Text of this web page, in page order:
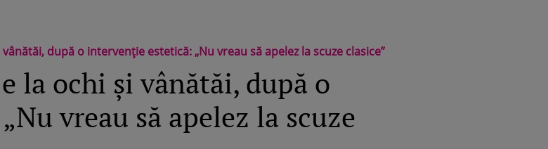
după o intervenție estetică: „Nu vreau să apelez la scuze clasice”
la ochi și vânătăi, după o
vreau să apelez la scuze